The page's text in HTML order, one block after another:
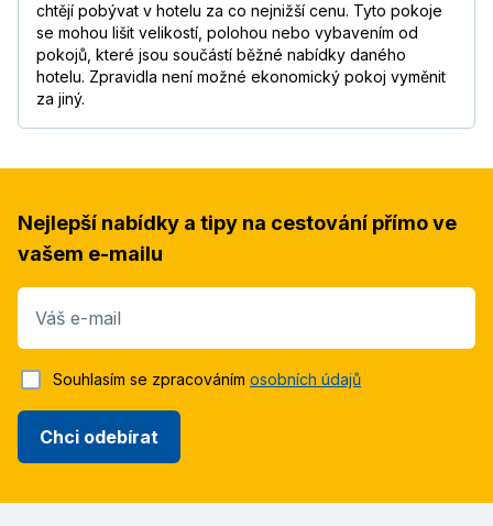
chtějí pobývat v hotelu za co nejnižší cenu. Tyto pokoje
se mohou lišit velikostí, polohou nebo vybavením od
pokojů, které jsou součástí běžné nabídky daného
hotelu. Zpravidla není možné ekonomický pokoj vyměnit
za jiný.
Nejlepší nabídky a tipy na cestování přímo ve
vašem e-mailu
Váš e-mail
Chci odebírat
Souhlasím se zpracováním osobních údajů